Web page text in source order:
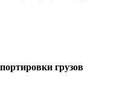
грузов